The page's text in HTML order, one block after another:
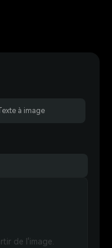
Texte à image